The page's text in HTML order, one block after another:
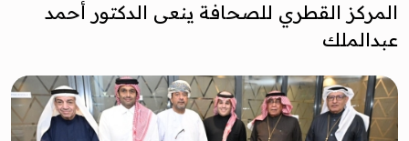
المركز القطري للصحافة ينعى الدكتور أحمد
عبدالملك